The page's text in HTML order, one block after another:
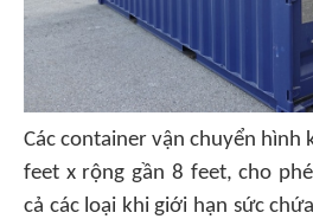
Các container vận chuyển hình
feet x rộng gần 8 feet, cho
cả các loại khi giới hạn sức